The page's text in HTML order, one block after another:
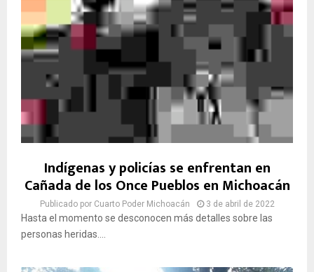
Indígenas y policías se enfrentan en
Cañada de los Once Pueblos en Michoacán
Publicado por Cuarto Poder Michoacán 3 de abril de 2022
Hasta el momento se desconocen más detalles sobre las
personas heridas....